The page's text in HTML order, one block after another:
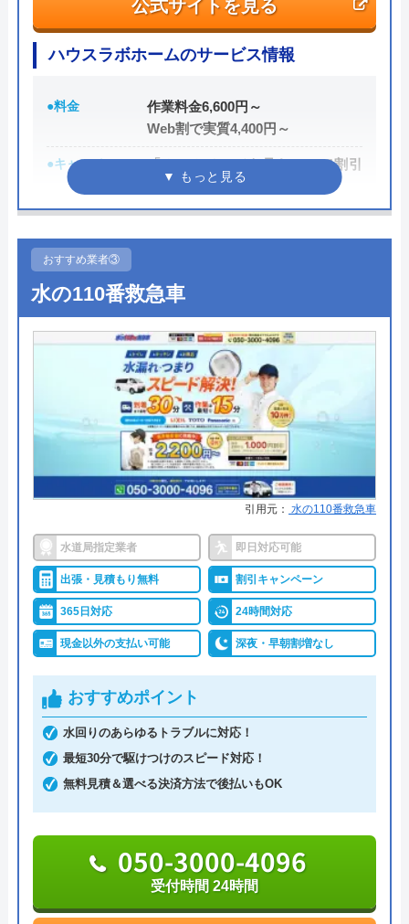
電話で「ホームページを見た」と伝えるだけで3,000
円割引なので、相談する際は電話で相談し、忘れず
に伝えるようにしましょう。
ちなみに、依頼せずとも見積もりにはお金はかから
業者の一つです。
イースマイルの詳細ページはこちら
公式サイトを見る
0120-091-026
受付時間 24時間
イースマイルの基本情報
運営会社 株式会社イースマイル
島村禮孝
1992年6月1日創立
所在地
大阪府大阪市中央区瓦屋町3丁目7-3 イ
ースマイルビル
対応エリア 39都道府県
細
町の水道屋イースマイル｜水道局指定
店
イースマイルのクチコミ on
4.1（198件のクチコミ）
※クチコミの内容について
りえP
公式サイトを見る
ハウスラボホームのサービス情報
●料金
作業料金6,600円～
Web割で実質4,400円～
●キャンペーン
「ホームページを見た！」で割引
2,000円
●受付時間
●定休日 年中無休
●出張見積もり 出張・見積もり無料
現金、クレジットカード、コンビ
ニ後払い、QRコード決済
●累計実績
提携先は大手企業との法人契約多
数
●保証・保険
商品保証最長10年・施工保証最長5
年
詳細は公式HPでご確認ください
ハウスラボホームがおすすめの理由
ハウスラボホームは全国各地に拠点を構えている水
道修理業者です。トイレ、キッチン、浴室などの水
まわりトラブル全般に対応しており、作業料金が
6,600円からとお手頃価格で提供をしています。
万が一、水まわりに問題が発生した場合は、最短20
分でお客様の元にスタッフが駆けつけます。出張見
自社研修を実施しているため、技術には問題ないよ
おすすめ業者③
水の110番救急車
引用元： 水の110番救急車
水道局指定業者 即日対応可能
出張・見積もり無料 割引キャンペーン
365日対応 24時間対応
現金以外の支払い可能 深夜・早朝割増なし
おすすめポイント
水回りのあらゆるトラブルに対応！
最短30分で駆けつけのスピード対応！
無料見積＆選べる決済方法で後払いもOK
050-3000-4096
受付時間 24時間